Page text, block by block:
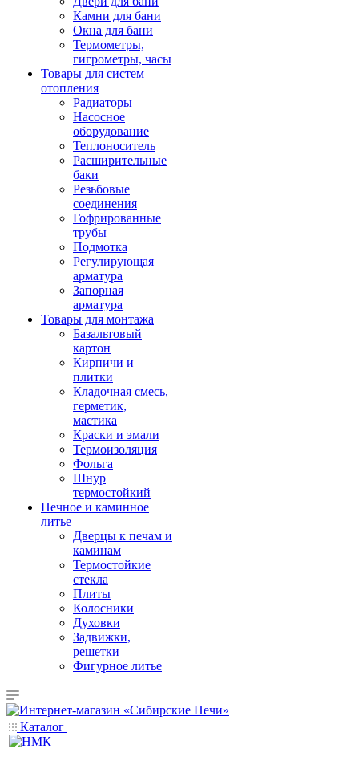
Камни для бани
Окна для бани
Термометры,
гигрометры, часы
Товары для систем
отопления
Радиаторы
Насосное
оборудование
Теплоноситель
Расширительные
баки
Резьбовые
соединения
Гофрированные
трубы
Подмотка
Регулирующая
арматура
Запорная
арматура
Товары для монтажа
Базальтовый
картон
Кирпичи и
плитки
Кладочная смесь,
герметик,
мастика
Краски и эмали
Термоизоляция
Фольга
Шнур
термостойкий
Печное и каминное
литье
Дверцы к печам и
каминам
Термостойкие
стекла
Плиты
Колосники
Духовки
Задвижки,
решетки
Фигурное литье
Каталог